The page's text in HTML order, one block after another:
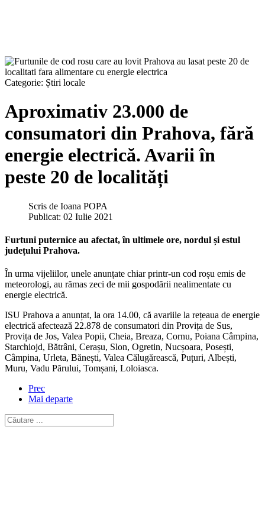
Categorie: Știri locale
Aproximativ 23.000 de
consumatori din Prahova, fără
energie electrică. Avarii în
peste 20 de localități
Scris de Ioana POPA
Publicat: 02 Iulie 2021
Furtuni puternice au afectat, în ultimele ore, nordul și estul
județului Prahova.
În urma vijeliilor, unele anunțate chiar printr-un cod roșu emis de
meteorologi, au rămas zeci de mii gospodării nealimentate cu
energie electrică.
ISU Prahova a anunțat, la ora 14.00, că avariile la rețeaua de energie
electrică afectează 22.878 de consumatori din Provița de Sus,
Provița de Jos, Valea Popii, Cheia, Breaza, Cornu, Poiana Câmpina,
Starchiojd, Bătrâni, Cerașu, Slon, Ogretin, Nucșoara, Posești,
Câmpina, Urleta, Bănești, Valea Călugărească, Puțuri, Albești,
Muru, Vadu Părului, Tomșani, Loloiasca.
Prec
Mai departe